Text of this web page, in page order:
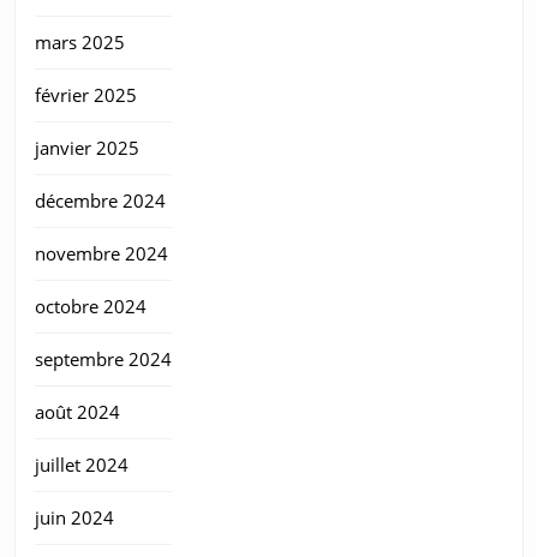
mars 2025
février 2025
janvier 2025
décembre 2024
novembre 2024
octobre 2024
septembre 2024
août 2024
juillet 2024
juin 2024